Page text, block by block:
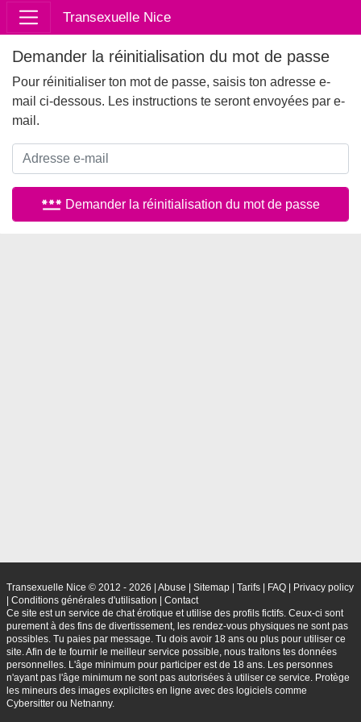
Transexuelle Nice
Demander la réinitialisation du mot de passe
Pour réinitialiser ton mot de passe, saisis ton adresse e-
mail ci-dessous. Les instructions te seront envoyées par e-
mail.
password Demander la réinitialisation du mot de passe
Transexuelle Nice © 2012 - 2026 Abuse Sitemap| Tarifs| FAQ|
Privacy policy
Conditions générales d'utilisation
Contact
Ce site est un service de chat érotique et utilise des profils fictifs. Ceux-ci sont
purement à des fins de divertissement, les rendez-vous physiques ne sont pas
possibles. Tu paies par message. Tu dois avoir 18 ans ou plus pour utiliser ce
site. Afin de te fournir le meilleur service possible, nous traitons tes données
personnelles. L'âge minimum pour participer est de 18 ans. Les personnes
n'ayant pas l'âge minimum ne sont pas autorisées à utiliser ce service. Protège
les mineurs des images explicites en ligne avec des logiciels comme
Cybersitter ou Netnanny.